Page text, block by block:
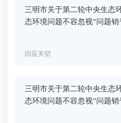
三明市关于第二轮中央生态
态环境问题不容忽视”问题销
回应关切
三明市关于第二轮中央生态
态环境问题不容忽视”问题销